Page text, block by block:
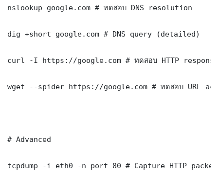
nslookup google.com # ทดสอบ DNS resolution
dig +short google.com # DNS query (detailed)
curl -I https://google.com # ทดสอบ HTTP
wget --spider https://google.com # ทดสอบ URL
# Advanced
tcpdump -i eth0 -n port 80 # Capture HTTP